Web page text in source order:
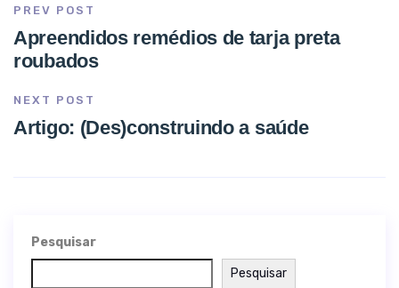
PREV POST
Apreendidos remédios de tarja preta
roubados
NEXT POST
Artigo: (Des)construindo a saúde
Pesquisar
Pesquisar